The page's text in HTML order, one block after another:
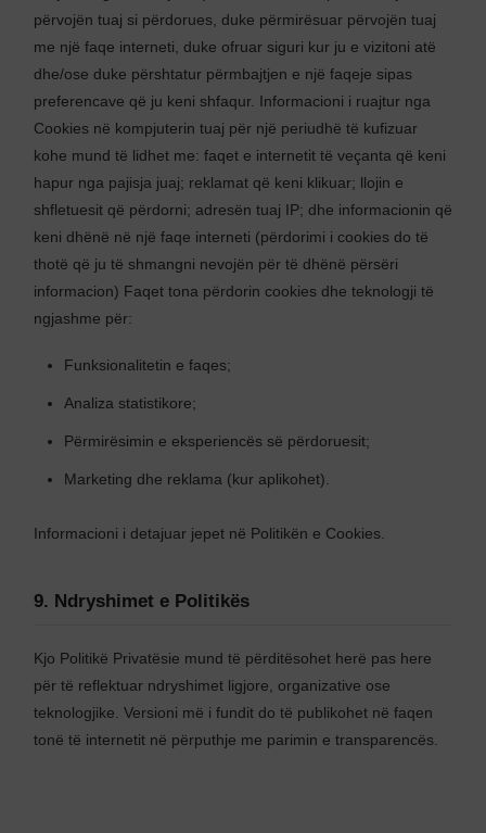
përvojën tuaj si përdorues, duke përmirësuar përvojën tuaj
me një faqe interneti, duke ofruar siguri kur ju e vizitoni atë
dhe/ose duke përshtatur përmbajtjen e një faqeje sipas
preferencave që ju keni shfaqur. Informacioni i ruajtur nga
Cookies në kompjuterin tuaj për një periudhë të kufizuar
kohe mund të lidhet me: faqet e internetit të veçanta që keni
hapur nga pajisja juaj; reklamat që keni klikuar; llojin e
shfletuesit që përdorni; adresën tuaj IP; dhe informacionin që
keni dhënë në një faqe interneti (përdorimi i cookies do të
thotë që ju të shmangni nevojën për të dhënë përsëri
informacion) Faqet tona përdorin cookies dhe teknologji të
ngjashme për:
Funksionalitetin e faqes;
Analiza statistikore;
Përmirësimin e eksperiencës së përdoruesit;
Marketing dhe reklama (kur aplikohet).
Informacioni i detajuar jepet në Politikën e Cookies.
9. Ndryshimet e Politikës
Kjo Politikë Privatësie mund të përditësohet herë pas here
për të reflektuar ndryshimet ligjore, organizative ose
teknologjike. Versioni më i fundit do të publikohet në faqen
tonë të internetit në përputhje me parimin e transparencës.